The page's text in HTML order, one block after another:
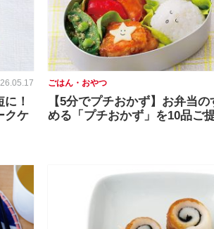
！
クケ
ごはん・おやつ
【5分でプチおかず】お弁当の
める「プチおかず」を10品ご